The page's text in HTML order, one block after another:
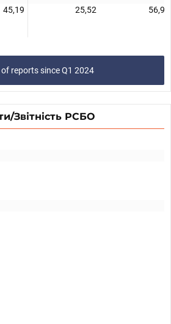
45,19 25,52 56,94
reports since Q1 2024
Звітність РСБО